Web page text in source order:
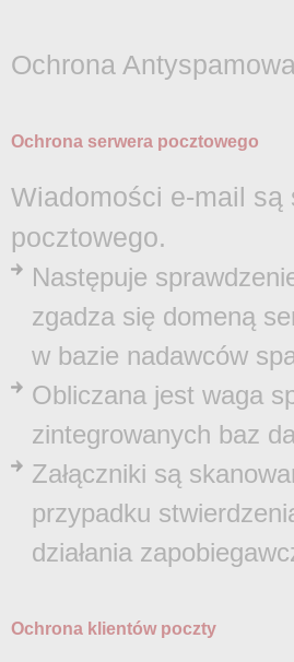
Ochrona
Ochrona serwera pocztowego
Wiadomości e-mail są
pocztowego.
Następuje
zgadza się domeną
w bazie nadawców
Obliczana jest waga
zintegrowanych baz
Załączniki są
przypadku
działania
Ochrona klientów poczty